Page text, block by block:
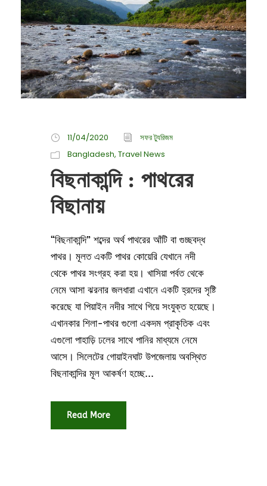
11/04/2020
সফর ট্যুরিজম
Bangladesh, Travel News
বিছনাকান্দি : পাথরের
বিছানায়
“বিছনাকান্দি” শব্দের অর্থ পাথরের আঁটি বা গুচ্ছবদ্ধ
পাথর। মূলত একটি পাথর কোয়েরি যেখানে নদী
থেকে পাথর সংগ্রহ করা হয়। খাসিয়া পর্বত থেকে
নেমে আসা ঝরনার জলধারা এখানে একটি হ্রদের সৃষ্টি
করেছে যা পিয়াইন নদীর সাথে গিয়ে সংযুক্ত হয়েছে।
এখানকার শিলা-পাথর গুলো একদম প্রাকৃতিক এবং
এগুলো পাহাড়ি ঢলের সাথে পানির মাধ্যমে নেমে
আসে। সিলেটের গোয়াইনঘাট উপজেলায় অবস্থিত
বিছনাকান্দির মূল আকর্ষণ হচ্ছে...
Read More